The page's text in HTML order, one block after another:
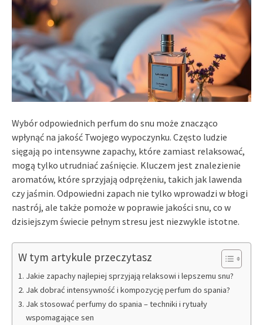
Wybór odpowiednich perfum do snu może znacząco
wpłynąć na jakość Twojego wypoczynku. Często ludzie
sięgają po intensywne zapachy, które zamiast relaksować,
mogą tylko utrudniać zaśnięcie. Kluczem jest znalezienie
aromatów, które sprzyjają odprężeniu, takich jak lawenda
czy jaśmin. Odpowiedni zapach nie tylko wprowadzi w błogi
nastrój, ale także pomoże w poprawie jakości snu, co w
dzisiejszym świecie pełnym stresu jest niezwykle istotne.
W tym artykule przeczytasz
Jakie zapachy najlepiej sprzyjają relaksowi i lepszemu snu?
Jak dobrać intensywność i kompozycję perfum do spania?
Jak stosować perfumy do spania – techniki i rytuały
wspomagające sen